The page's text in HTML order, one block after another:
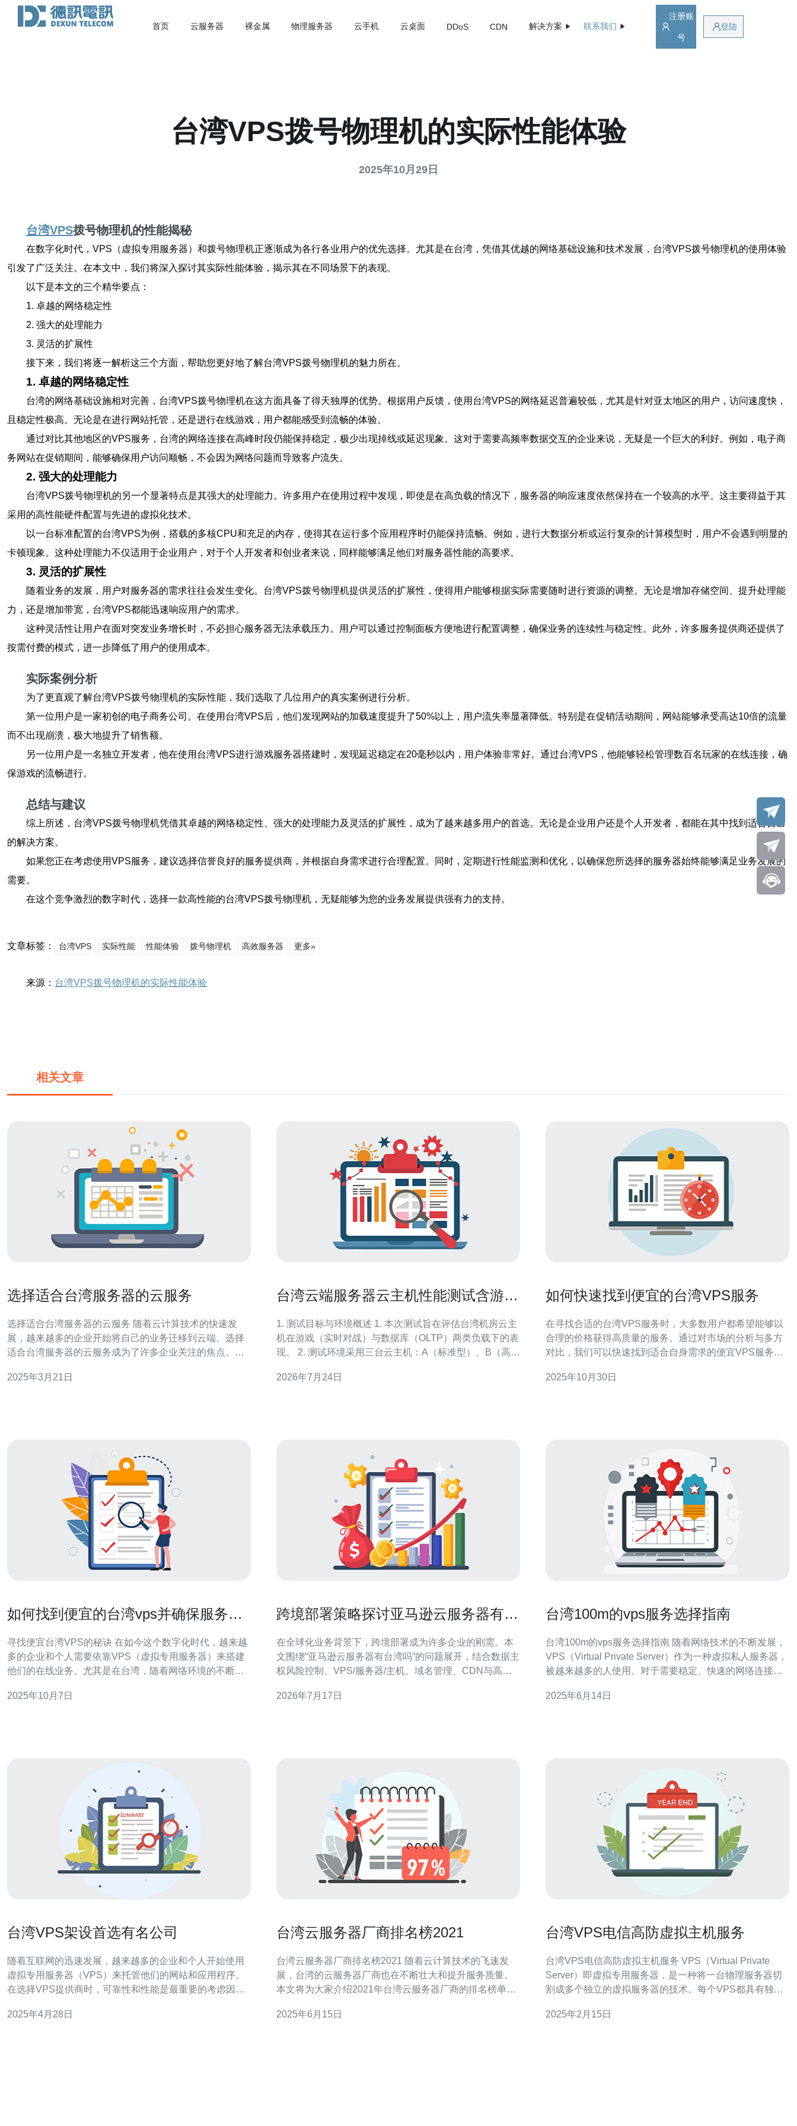
首页 云服务器 裸金属 物理服务器 云手机 云桌面 DDoS CDN 解决方案 联系我们
注册账
号
登陆
台湾VPS拨号物理机的实际性能体验
2025年10月29日
台湾VPS拨号物理机的性能揭秘
在数字化时代，VPS（虚拟专用服务器）和拨号物理机正逐渐成为各行各业用户的优先选择。尤其是在台湾，凭借其优越的网络基础设施和技术发展，台湾VPS拨号物理机的使用体验
引发了广泛关注。在本文中，我们将深入探讨其实际性能体验，揭示其在不同场景下的表现。
以下是本文的三个精华要点：
1. 卓越的网络稳定性
2. 强大的处理能力
3. 灵活的扩展性
接下来，我们将逐一解析这三个方面，帮助您更好地了解台湾VPS拨号物理机的魅力所在。
1. 卓越的网络稳定性
台湾的网络基础设施相对完善，台湾VPS拨号物理机在这方面具备了得天独厚的优势。根据用户反馈，使用台湾VPS的网络延迟普遍较低，尤其是针对亚太地区的用户，访问速度快，
且稳定性极高。无论是在进行网站托管，还是进行在线游戏，用户都能感受到流畅的体验。
通过对比其他地区的VPS服务，台湾的网络连接在高峰时段仍能保持稳定，极少出现掉线或延迟现象。这对于需要高频率数据交互的企业来说，无疑是一个巨大的利好。例如，电子商
务网站在促销期间，能够确保用户访问顺畅，不会因为网络问题而导致客户流失。
2. 强大的处理能力
台湾VPS拨号物理机的另一个显著特点是其强大的处理能力。许多用户在使用过程中发现，即使是在高负载的情况下，服务器的响应速度依然保持在一个较高的水平。这主要得益于其
采用的高性能硬件配置与先进的虚拟化技术。
以一台标准配置的台湾VPS为例，搭载的多核CPU和充足的内存，使得其在运行多个应用程序时仍能保持流畅。例如，进行大数据分析或运行复杂的计算模型时，用户不会遇到明显的
卡顿现象。这种处理能力不仅适用于企业用户，对于个人开发者和创业者来说，同样能够满足他们对服务器性能的高要求。
3. 灵活的扩展性
随着业务的发展，用户对服务器的需求往往会发生变化。台湾VPS拨号物理机提供灵活的扩展性，使得用户能够根据实际需要随时进行资源的调整。无论是增加存储空间、提升处理能
力，还是增加带宽，台湾VPS都能迅速响应用户的需求。
这种灵活性让用户在面对突发业务增长时，不必担心服务器无法承载压力。用户可以通过控制面板方便地进行配置调整，确保业务的连续性与稳定性。此外，许多服务提供商还提供了
按需付费的模式，进一步降低了用户的使用成本。
实际案例分析
为了更直观了解台湾VPS拨号物理机的实际性能，我们选取了几位用户的真实案例进行分析。
第一位用户是一家初创的电子商务公司。在使用台湾VPS后，他们发现网站的加载速度提升了50%以上，用户流失率显著降低。特别是在促销活动期间，网站能够承受高达10倍的流量
而不出现崩溃，极大地提升了销售额。
另一位用户是一名独立开发者，他在使用台湾VPS进行游戏服务器搭建时，发现延迟稳定在20毫秒以内，用户体验非常好。通过台湾VPS，他能够轻松管理数百名玩家的在线连接，确
保游戏的流畅进行。
总结与建议
综上所述，台湾VPS拨号物理机凭借其卓越的网络稳定性、强大的处理能力及灵活的扩展性，成为了越来越多用户的首选。无论是企业用户还是个人开发者，都能在其中找到适合自己
的解决方案。
如果您正在考虑使用VPS服务，建议选择信誉良好的服务提供商，并根据自身需求进行合理配置。同时，定期进行性能监测和优化，以确保您所选择的服务器始终能够满足业务发展的
需要。
在这个竞争激烈的数字时代，选择一款高性能的台湾VPS拨号物理机，无疑能够为您的业务发展提供强有力的支持。
文章标签： 台湾VPS 实际性能 性能体验 拨号物理机 高效服务器 更多»
来源： 台湾VPS拨号物理机的实际性能体验
相关文章
选择适合台湾服务器的云服务
选择适合台湾服务器的云服务 随着云计算技术的快速发
展，越来越多的企业开始将自己的业务迁移到云端。选择
适合台湾服务器的云服务成为了许多企业关注的焦点。本
服务。 在选择适合台湾服务器的云服务之前，您需要了解
2025年3月21日
台湾云端服务器云主机性能测试含游戏
1. 测试目标与环境概述 1. 本次测试旨在评估台湾机房云主
机在游戏（实时对战）与数据库（OLTP）两类负载下的表
现。 2. 测试环境采用三台云主机：A（标准型）、B（高IO
连、带宽上限1000Mbps，启用云厂商基础防护（简单
2026年7月24日
如何快速找到便宜的台湾VPS服务
在寻找合适的台湾VPS服务时，大多数用户都希望能够以
合理的价格获得高质量的服务。通过对市场的分析与多方
对比，我们可以快速找到适合自身需求的便宜VPS服务。
惠的有效方法。 如何选择合适的台湾VPS服务？ 选择合适
2025年10月30日
如何找到便宜的台湾vps并确保服务质
寻找便宜台湾VPS的秘诀 在如今这个数字化时代，越来越
多的企业和个人需要依靠VPS（虚拟专用服务器）来搭建
他们的在线业务。尤其是在台湾，随着网络环境的不断改
首要任务。接下来，我们将为您提供三大精华，帮助您找
2025年10月7日
跨境部署策略探讨亚马逊云服务器有台
在全球化业务背景下，跨境部署成为许多企业的刚需。本
文围绕“亚马逊云服务器有台湾吗”的问题展开，结合数据主
权风险控制、VPS/服务器/主机、域名管理、CDN与高防
考。 首先回答核心问题：截至2024年6月，亚马逊云服务
2026年7月17日
台湾100m的vps服务选择指南
台湾100m的vps服务选择指南 随着网络技术的不断发展，
VPS（Virtual Private Server）作为一种虚拟私人服务器，
被越来越多的人使用。对于需要稳定、快速的网络连接的
个不错的选择。 在选择台湾100m的VPS服务时，有几个
2025年6月14日
台湾VPS架设首选有名公司
随着互联网的迅速发展，越来越多的企业和个人开始使用
虚拟专用服务器（VPS）来托管他们的网站和应用程序。
在选择VPS提供商时，可靠性和性能是最重要的考虑因素
VPS提供商。本文将介绍几家台湾的有名公司，成为台湾
2025年4月28日
台湾云服务器厂商排名榜2021
台湾云服务器厂商排名榜2021 随着云计算技术的飞速发
展，台湾的云服务器厂商也在不断壮大和提升服务质量。
本文将为大家介绍2021年台湾云服务器厂商的排名榜单，
研和用户口碑，2021年台湾云服务器厂商排名如下： 台灣
2025年6月15日
台湾VPS电信高防虚拟主机服务
台湾VPS电信高防虚拟主机服务 VPS（Virtual Private
Server）即虚拟专用服务器，是一种将一台物理服务器切
割成多个独立的虚拟服务器的技术。每个VPS都具有独立
户对虚拟服务器进行自主管理和配置的需求。 台湾VPS电
2025年2月15日